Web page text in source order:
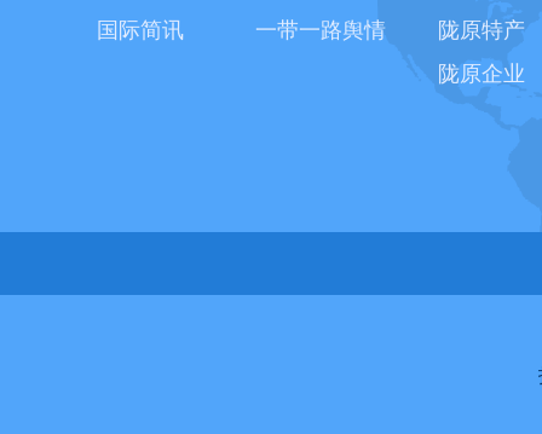
国际简讯
一带一路舆情
陇原特产
陇原企业